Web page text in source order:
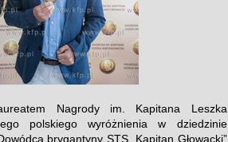
Nagrody im. Kapitana Leszka
polskiego wyróżnienia w dziedzinie
brygantyny STS „Kapitan Głowacki”